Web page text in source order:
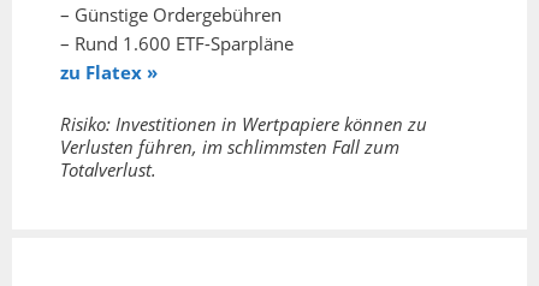
– Günstige Ordergebühren
– Rund 1.600 ETF-Sparpläne
zu Flatex »
Risiko: Investitionen in Wertpapiere können zu
Verlusten führen, im schlimmsten Fall zum
Totalverlust.